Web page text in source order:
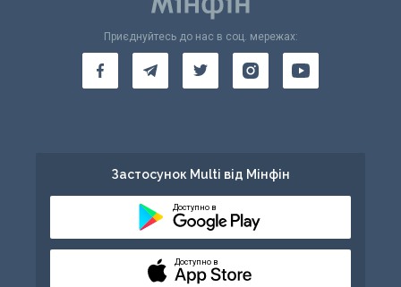
Приєднуйтесь до нас в соц. мережах:
Застосунок Multi від Мінфін
Доступно в
Доступно в